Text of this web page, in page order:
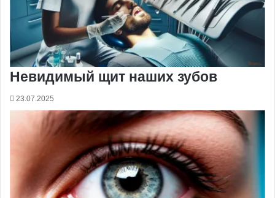
Невидимый щит наших зубов
23.07.2025